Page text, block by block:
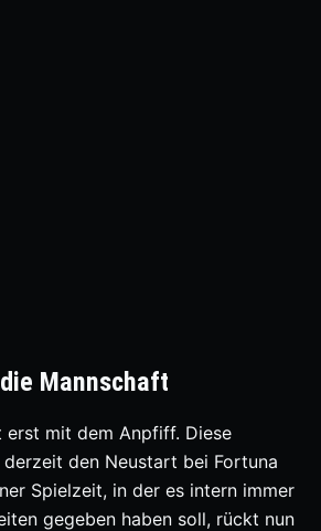
Mannschaft
mit dem Anpfiff. Diese
den Neustart bei Fortuna
Spielzeit, in der es intern immer
gegeben haben soll, rückt nun